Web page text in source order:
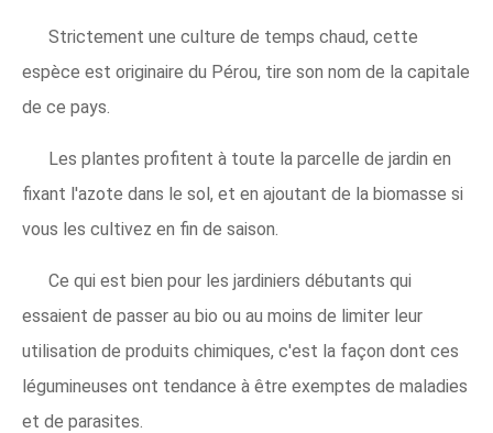
Strictement une culture de temps chaud, cette
espèce est originaire du Pérou, tire son nom de la capitale
de ce pays.
Les plantes profitent à toute la parcelle de jardin en
fixant l'azote dans le sol, et en ajoutant de la biomasse si
vous les cultivez en fin de saison.
Ce qui est bien pour les jardiniers débutants qui
essaient de passer au bio ou au moins de limiter leur
utilisation de produits chimiques, c'est la façon dont ces
légumineuses ont tendance à être exemptes de maladies
et de parasites.